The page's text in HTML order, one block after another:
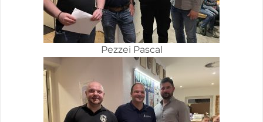
Pezzei Pascal